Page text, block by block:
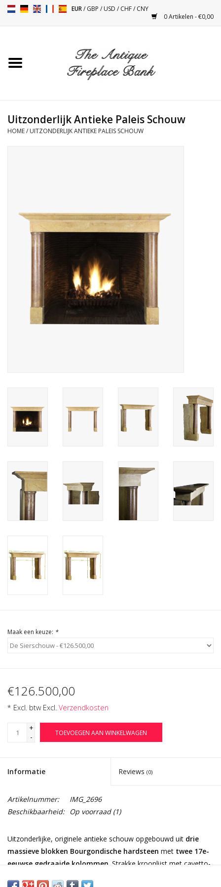
EUR/GBP /USD /CHF/CNY
0 Artikelen - €0,00
Toebehoren
Objecten
Decoratieve Outdoor
Objecten
Vloeren - Steen, Terra Cotta
& Marmer
Login
Uitzonderlijk Antieke Paleis Schouw
HOME/ UITZONDERLIJK ANTIEKE PALEIS SCHOUW
Maak een keuze: *
€126.500,00
* Excl. btw Excl. Verzendkosten
+
-
TOEVOEGEN AAN WINKELWAGEN
Informatie Reviews (0)
Artikelnummer:
IMG_2696
Beschikbaarheid: Op voorraad(1)
Uitzonderlijke, originele antieke schouw opgebouwd uit drie
massieve blokken Bourgondische hardsteen met twee 17e-
eeuwse gedraaide kolommen . Strakke kroonlijst met cavetto-